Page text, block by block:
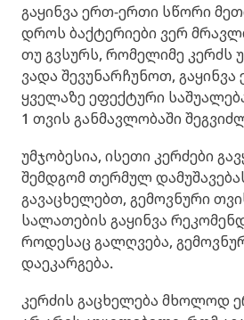
გაყინვა ერთ-ერთი სწორი
დროს ბაქტერიები ვერ
თუ გვსურს, რომელიმე კერძს
ვადა შევუნარჩუნოთ,
ყველაზე ეფექტური
1 თვის განმავლობაში
უმჯობესია, ისეთი კერძები
შემდგომ თერმულ
გავაცხელებთ, გემოვნური
სალათების გაყინვა
როდესაც გალღვება,
დაეკარგება.
კერძის გაცხელება მხოლოდ